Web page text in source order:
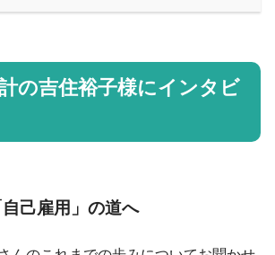
の吉住裕子様にインタビ
己雇用」の道へ